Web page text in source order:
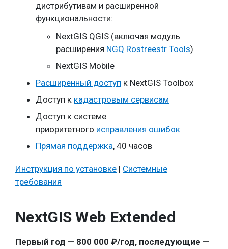
дистрибутивам и расширенной
функциональности:
NextGIS QGIS (включая модуль
расширения NGQ Rostreestr Tools)
NextGIS Mobile
Расширенный доступ к NextGIS Toolbox
Доступ к кадастровым сервисам
Доступ к системе
приоритетного исправления ошибок
Прямая поддержка, 40 часов
Инструкция по установке | Системные
требования
NextGIS Web Extended
Первый год — 800 000 ₽/год, последующие —